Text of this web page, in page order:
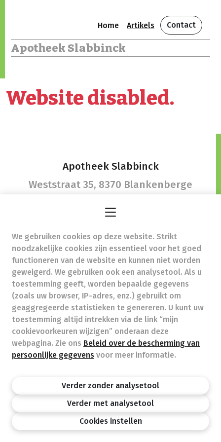
Home Artikels Contact
Apotheek Slabbinck
Website disabled.
Apotheek Slabbinck
Weststraat 35, 8370 Blankenberge
apotheekslabbinck@telenet.be
Beroepstitel: Apotheker werkzaam in België
Beroepsvereniging: Algemene Pharmaceutische
Bond
autorisatienummer FAGG 310409
Valt onder toezicht van de Orde der Apothekers,
02/537.42.67, Henri Jasparlaan 94 1060 Brussel
Deontologie: Code van de farmaceutische plichtenleer
Tarieven terugbetaalde zorg
Apotheek.be Orde Der Apothekers
FAGG
Privacy policy
Wettelijke vermeldingen
We gebruiken cookies op deze website. Strikt
noodzakelijke cookies zijn essentieel voor het goed
functioneren van de website en kunnen niet worden
geweigerd. We gebruiken ook een analysetool. Als u
toestemming geeft, worden bepaalde gegevens
(zoals uw browser, IP-adres, enz.) gebruikt om
geaggregeerde statistieken te genereren. U kunt uw
toestemming altijd intrekken via de link “mijn
cookievoorkeuren wijzigen” onderaan deze
webpagina. Zie ons Beleid over de bescherming van
persoonlijke gegevens voor meer informatie.
Verder zonder analysetool
Verder met analysetool
Cookies instellen